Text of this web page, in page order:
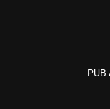
PUB